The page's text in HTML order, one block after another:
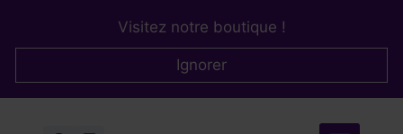
Visitez notre boutique !
Ignorer